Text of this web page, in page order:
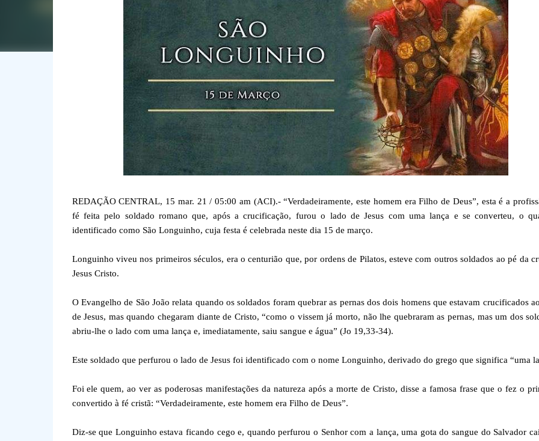
REDAÇÃO CENTRAL, 15 mar. 21 / 05:00 am (ACI).- “Verdadeiramente, este homem era Filho de Deus”, esta é a
fé feita pelo soldado romano que, após a crucificação, furou o lado de Jesus com uma lança e se converteu, o
identificado como São Longuinho, cuja festa é celebrada neste dia 15 de março.
Longuinho viveu nos primeiros séculos, era o centurião que, por ordens de Pilatos, esteve com outros soldados ao pé da
Jesus Cristo.
O Evangelho de São João relata quando os soldados foram quebrar as pernas dos dois homens que estavam crucificados
de Jesus, mas quando chegaram diante de Cristo, “como o vissem já morto, não lhe quebraram as pernas, mas um dos
abriu-lhe o lado com uma lança e, imediatamente, saiu sangue e água” (Jo 19,33-34).
Este soldado que perfurou o lado de Jesus foi identificado com o nome Longuinho, derivado do grego que significa “uma
Foi ele quem, ao ver as poderosas manifestações da natureza após a morte de Cristo, disse a famosa frase que o fez o
convertido à fé cristã: “Verdadeiramente, este homem era Filho de Deus”.
Diz-se que Longuinho estava ficando cego e, quando perfurou o Senhor com a lança, uma gota do sangue do Salvador